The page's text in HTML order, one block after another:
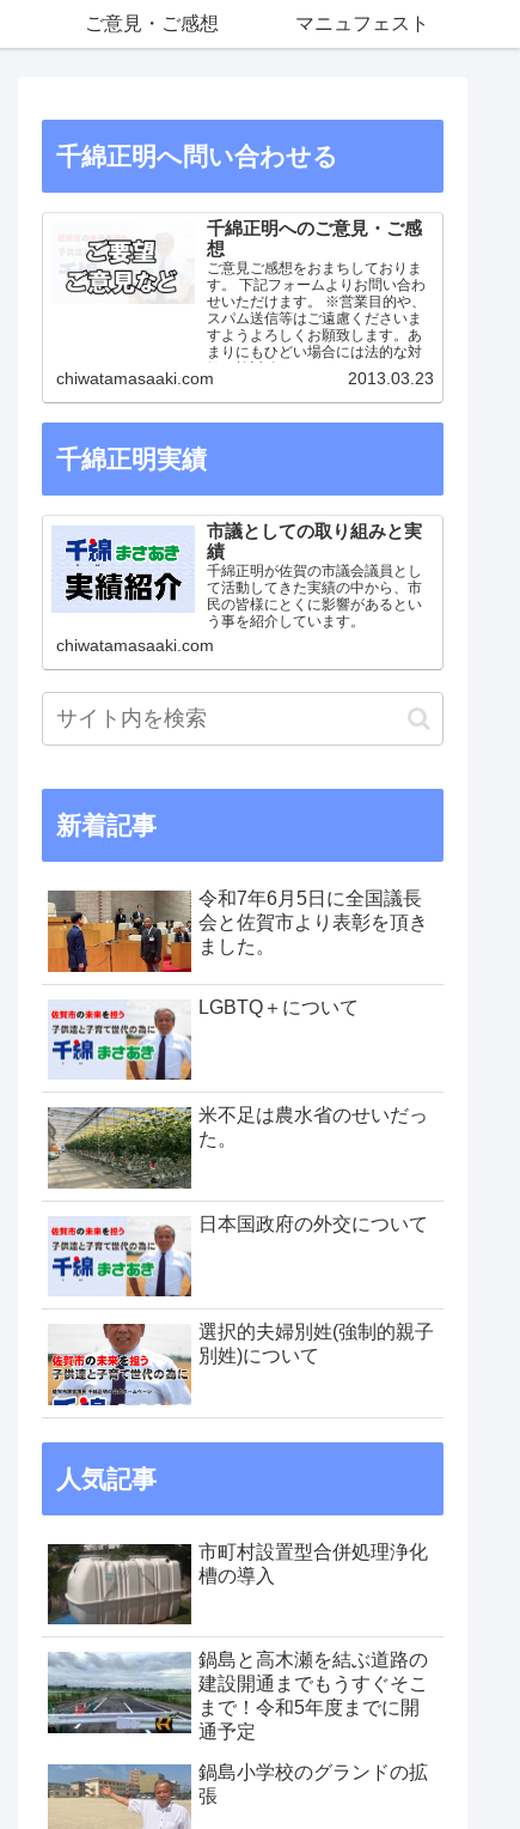
ご意見・ご感想 マニュフェスト
千綿正明へ問い合わせる
千綿正明へのご意見・ご感
想
ご意見ご感想をおまちしておりま
す。 下記フォームよりお問い合わ
せいただけます。 ※営業目的や、
スパム送信等はご遠慮くださいま
すようよろしくお願致します。あ
まりにもひどい場合には法的な対
chiwatamasaaki.com 2013.03.23
千綿正明実績
市議としての取り組みと実
績
千綿正明が佐賀の市議会議員とし
て活動してきた実績の中から、市
民の皆様にとくに影響があるとい
う事を紹介しています。
chiwatamasaaki.com
新着記事
令和7年6月5日に全国議長
会と佐賀市より表彰を頂き
ました。
LGBTQ＋について
米不足は農水省のせいだっ
た。
日本国政府の外交について
選択的夫婦別姓(強制的親子
別姓)について
人気記事
市町村設置型合併処理浄化
槽の導入
鍋島と高木瀬を結ぶ道路の
建設開通までもうすぐそこ
まで！令和5年度までに開
通予定
鍋島小学校のグランドの拡
張